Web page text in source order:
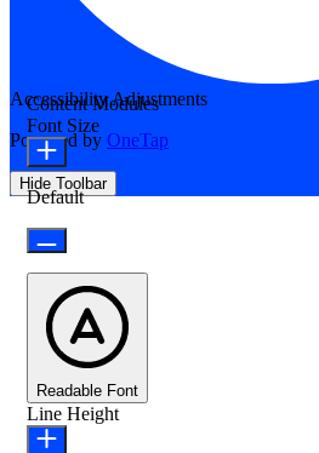
Accessibility Adjustments
Powered by OneTap
Hide Toolbar
Content Modules
Font Size
Default
Readable Font
Line Height